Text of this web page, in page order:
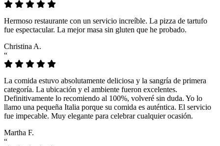
Hermoso restaurante con un servicio increíble. La pizza de tartufo
fue espectacular. La mejor masa sin gluten que he probado.
Christina A.
“
La comida estuvo absolutamente deliciosa y la sangría de primera
categoría. La ubicación y el ambiente fueron excelentes.
Definitivamente lo recomiendo al 100%, volveré sin duda. Yo lo
llamo una pequeña Italia porque su comida es auténtica. El servicio
fue impecable. Muy elegante para celebrar cualquier ocasión.
Martha F.
“